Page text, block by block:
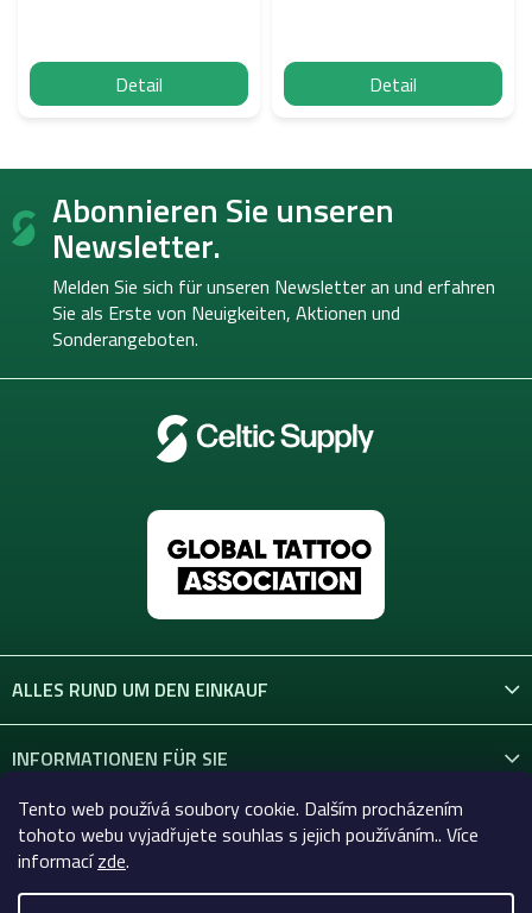
Tento web používá soubory cookie. Dalším procházením
tohoto webu vyjadřujete souhlas s jejich používáním.. Více
informacízde.
Detail Detail
F
ß Abonnieren Sie unseren
Newsletter.
Melden Sie sich für unseren Newsletter an und erfahren
Sie als Erste von Neuigkeiten, Aktionen und
Sonderangeboten.
ALLES RUND UM DEN EINKAUF
INFORMATIONEN FÜR SIE
KONTAKT